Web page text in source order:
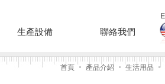
生產設備 聯絡我們
首頁 產品介紹 生活用品